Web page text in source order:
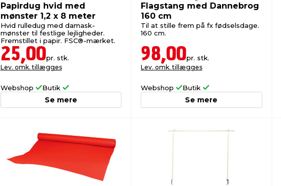
Papirdug hvid med
mønster 1,2 x 8 meter
Hvid rulledug med damask-
mønster til festlige lejligheder.
Fremstillet i papir. FSC®-mærket.
25,00pr. stk.
Lev. omk. tillægges
Webshop Butik
Se mere
Flagstang med Dannebrog
160 cm
Til at stille frem på fx fødselsdage.
160 cm.
98,00pr. stk.
Lev. omk. tillægges
Webshop Butik
Se mere